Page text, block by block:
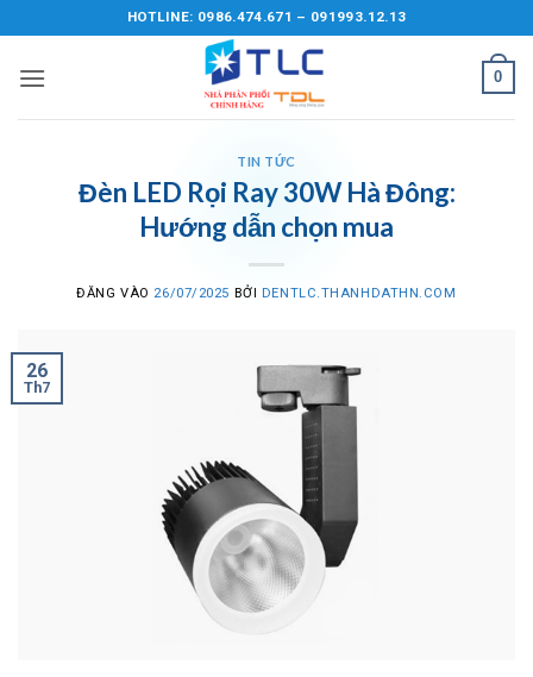
qua
nội
HOTLINE: 0986.474.671 – 091993.12.13
0
TIN TỨC
Đèn LED Rọi Ray 30W Hà Đông:
Hướng dẫn chọn mua
ĐĂNG VÀO 26/07/2025 BỞI DENTLC.THANHDATHN.COM
26
Th7